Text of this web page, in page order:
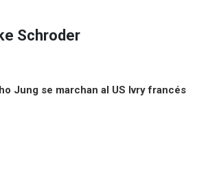
Schroder
Jung se marchan al US Ivry francés